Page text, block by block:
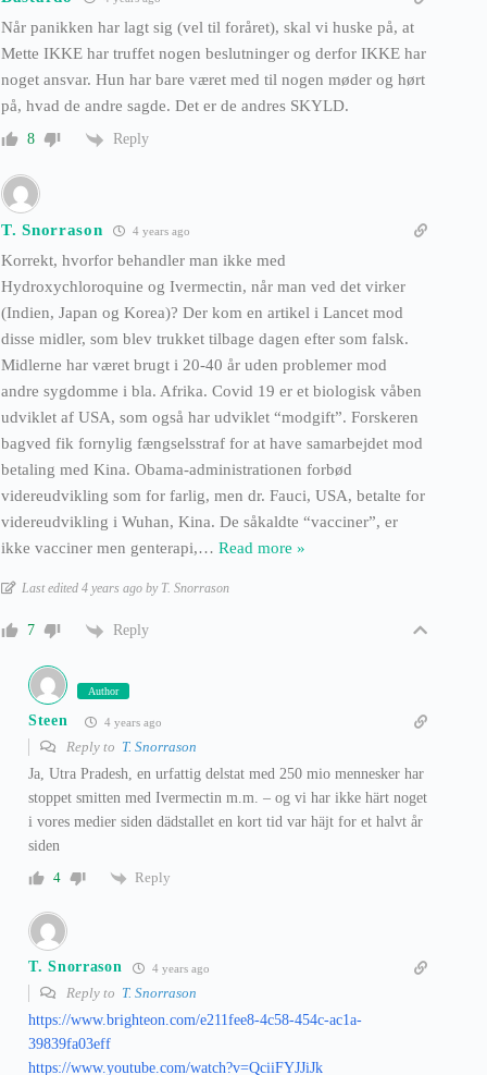
Når panikken har lagt sig (vel til foråret), skal vi huske på, at
Mette IKKE har truffet nogen beslutninger og derfor IKKE har
noget ansvar. Hun har bare været med til nogen møder og hørt
på, hvad de andre sagde. Det er de andres SKYLD.
8 Reply
T. Snorrason 4 years ago
Korrekt, hvorfor behandler man ikke med
Hydroxychloroquine og Ivermectin, når man ved det virker
(Indien, Japan og Korea)? Der kom en artikel i Lancet mod
disse midler, som blev trukket tilbage dagen efter som falsk.
Midlerne har været brugt i 20-40 år uden problemer mod
andre sygdomme i bla. Afrika. Covid 19 er et biologisk våben
udviklet af USA, som også har udviklet “modgift”. Forskeren
bagved fik fornylig fængselsstraf for at have samarbejdet mod
betaling med Kina. Obama-administrationen forbød
videreudvikling som for farlig, men dr. Fauci, USA, betalte for
videreudvikling i Wuhan, Kina. De såkaldte “vacciner”, er
ikke vacciner men genterapi,… Read more »
Last edited 4 years ago by T. Snorrason
7 Reply
Author
Steen 4 years ago
Reply to T. Snorrason
Ja, Utra Pradesh, en urfattig delstat med 250 mio mennesker har
stoppet smitten med Ivermectin m.m. – og vi har ikke härt noget
i vores medier siden dädstallet en kort tid var häjt for et halvt år
siden
4
Reply
T. Snorrason 4 years ago
Reply to T. Snorrason
https://www.brighteon.com/e211fee8-4c58-454c-ac1a-
39839fa03eff
https://www.youtube.com/watch?v=QciiFYJJiJk